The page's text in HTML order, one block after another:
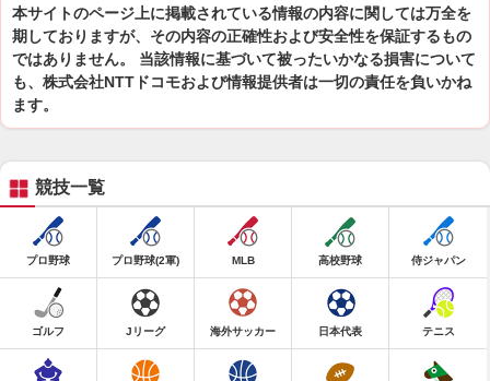
本サイトのページ上に掲載されている情報の内容に関しては万全を
期しておりますが、その内容の正確性および安全性を保証するもの
ではありません。 当該情報に基づいて被ったいかなる損害について
も、株式会社NTTドコモおよび情報提供者は一切の責任を負いかね
ます。
競技一覧
プロ野球 プロ野球(2軍) MLB 高校野球 侍ジャパン
ゴルフ Jリーグ 海外サッカー 日本代表 テニス